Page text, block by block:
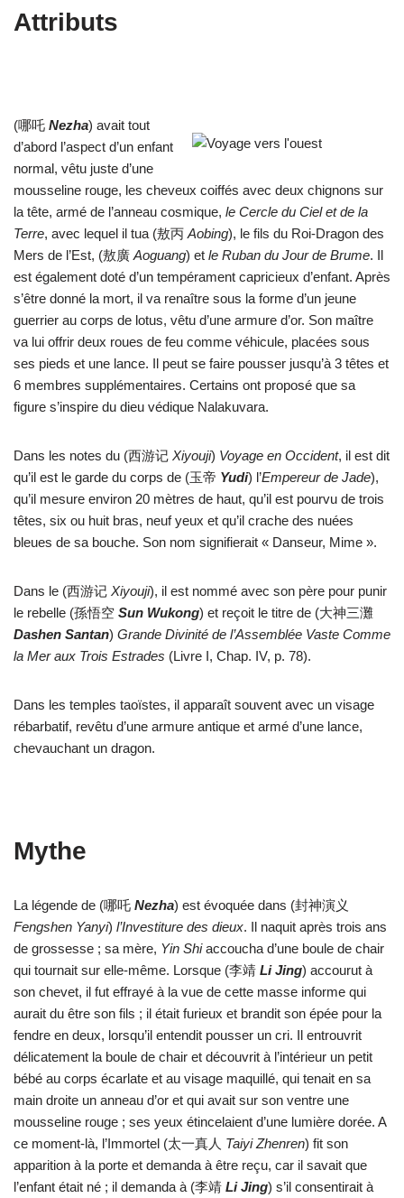
Attributs
(哪吒 Nezha) avait tout
d’abord l’aspect d’un enfant
normal, vêtu juste d’une
mousseline rouge, les cheveux coiffés avec deux chignons sur
la tête, armé de l’anneau cosmique, le Cercle du Ciel et de la
Terre, avec lequel il tua (敖丙 Aobing), le fils du Roi-Dragon des
Mers de l’Est, (敖廣 Aoguang) et le Ruban du Jour de Brume. Il
est également doté d’un tempérament capricieux d’enfant. Après
s’être donné la mort, il va renaître sous la forme d’un jeune
guerrier au corps de lotus, vêtu d’une armure d’or. Son maître
va lui offrir deux roues de feu comme véhicule, placées sous
ses pieds et une lance. Il peut se faire pousser jusqu’à 3 têtes et
6 membres supplémentaires. Certains ont proposé que sa
figure s’inspire du dieu védique Nalakuvara.
Dans les notes du (西游记 Xiyouji) Voyage en Occident, il est dit
qu’il est le garde du corps de (玉帝 Yudi) l’Empereur de Jade),
qu’il mesure environ 20 mètres de haut, qu’il est pourvu de trois
têtes, six ou huit bras, neuf yeux et qu’il crache des nuées
bleues de sa bouche. Son nom signifierait « Danseur, Mime ».
Dans le (西游记 Xiyouji), il est nommé avec son père pour punir
le rebelle (孫悟空 Sun Wukong) et reçoit le titre de (大神三灘
Dashen Santan) Grande Divinité de l’Assemblée Vaste Comme
la Mer aux Trois Estrades (Livre I, Chap. IV, p. 78).
Dans les temples taoïstes, il apparaît souvent avec un visage
rébarbatif, revêtu d’une armure antique et armé d’une lance,
chevauchant un dragon.
Mythe
La légende de (哪吒 Nezha) est évoquée dans (封神演义
Fengshen Yanyi) l’Investiture des dieux. Il naquit après trois ans
de grossesse ; sa mère, Yin Shiaccoucha d’une boule de chair
qui tournait sur elle-même. Lorsque (李靖 Li Jing) accourut à
son chevet, il fut effrayé à la vue de cette masse informe qui
aurait du être son fils ; il était furieux et brandit son épée pour la
fendre en deux, lorsqu’il entendit pousser un cri. Il entrouvrit
délicatement la boule de chair et découvrit à l’intérieur un petit
bébé au corps écarlate et au visage maquillé, qui tenait en sa
main droite un anneau d’or et qui avait sur son ventre une
mousseline rouge ; ses yeux étincelaient d’une lumière dorée. A
ce moment-là, l’Immortel (太一真人 Taiyi Zhenren) fit son
apparition à la porte et demanda à être reçu, car il savait que
l’enfant était né ; il demanda à (李靖 Li Jing) s’il consentirait à